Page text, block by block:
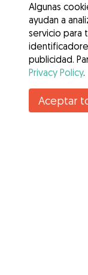
¿Conoces
Algunas
ayudan a
servicio para
publicidad.
Privacy Policy.
Aceptar